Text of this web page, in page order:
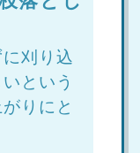
刈り込
という
りにと